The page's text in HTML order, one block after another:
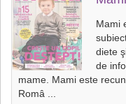
Mami
diete
de
mame. Mami este
Româ